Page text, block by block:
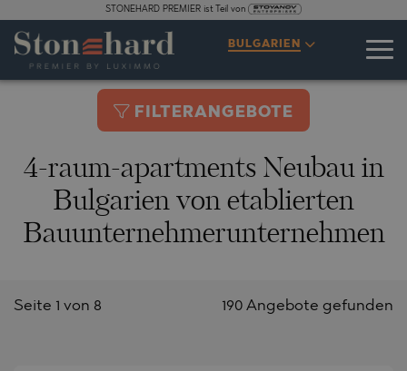
STONEHARD PREMIER ist Teil von
BULGARIEN
FILTERANGEBOTE
4-raum-apartments Neubau in
Bulgarien von etablierten
Bauunternehmerunternehmen
190 Angebote gefunden
Seite 1 von 8